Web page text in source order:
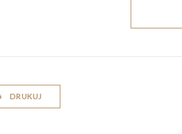
DRUKUJ